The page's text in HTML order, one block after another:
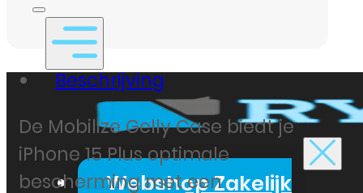
Webshop Zakelijk
Beschrijving
De Mobilize Gelly Case biedt je
iPhone 15 Plus optimale
bescherming met een